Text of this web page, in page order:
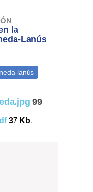
la
Lanús
99
37 Kb.